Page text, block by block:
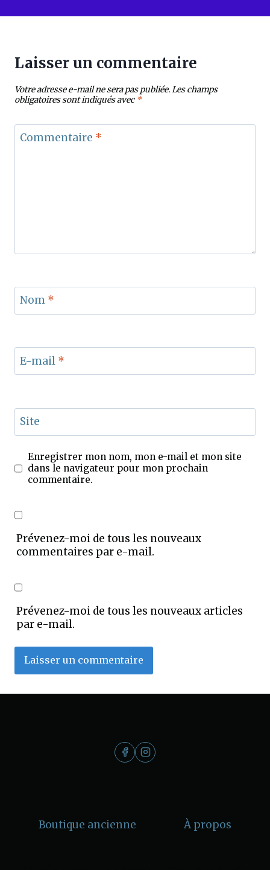
Laisser un commentaire
Votre adresse e-mail ne sera pas publiée.Les champs
obligatoires sont indiqués avec *
Commentaire *
Nom *
E-mail *
Site
Enregistrer mon nom, mon e-mail et mon site
dans le navigateur pour mon prochain
commentaire.
Prévenez-moi de tous les nouveaux
commentaires par e-mail.
Prévenez-moi de tous les nouveaux articles
par e-mail.
Boutique ancienne À propos